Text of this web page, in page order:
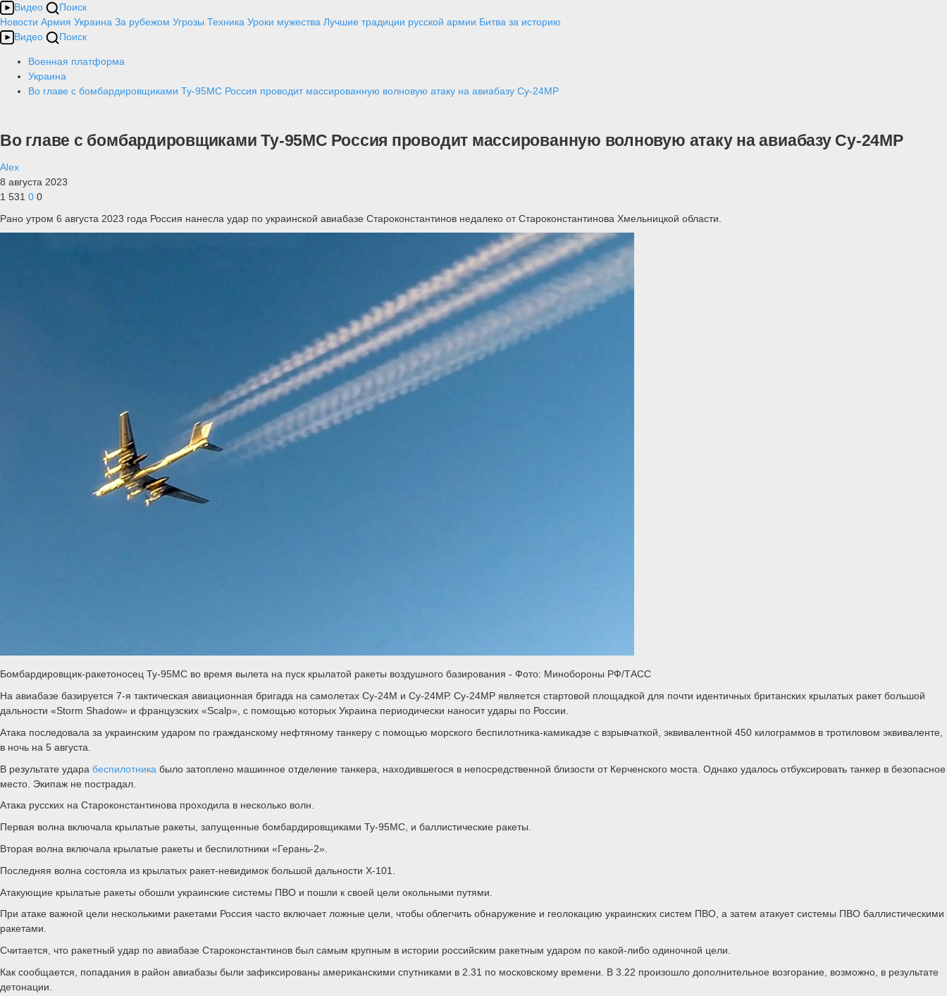
Видео
Поиск
Новости Армия Украина За рубежом Угрозы Техника Уроки мужества Лучшие традиции русской армии Битва за историю
Видео
Поиск
Военная платформа
Украина
Во главе с бомбардировщиками Ту-95МС Россия проводит массированную волновую атаку на авиабазу Су-24МР
Во главе с бомбардировщиками Ту-95МС Россия проводит массированную волновую атаку на авиабазу Су-24МР
Alex
8 августа 2023
1 531 0 0
Рано утром 6 августа 2023 года Россия нанесла удар по украинской авиабазе Староконстантинов недалеко от Староконстантинова Хмельницкой области.
Бомбардировщик-ракетоносец Ту-95МС во время вылета на пуск крылатой ракеты воздушного базирования - Фото: Минобороны РФ/ТАСС
На авиабазе базируется 7-я тактическая авиационная бригада на самолетах Су-24М и Су-24МР. Су-24МР является стартовой площадкой для почти идентичных британских крылатых ракет большой
дальности «Storm Shadow» и французских «Scalp», с помощью которых Украина периодически наносит удары по России.
Атака последовала за украинским ударом по гражданскому нефтяному танкеру с помощью морского беспилотника-камикадзе с взрывчаткой, эквивалентной 450 килограммов в тротиловом эквиваленте,
в ночь на 5 августа.
В результате удара беспилотника было затоплено машинное отделение танкера, находившегося в непосредственной близости от Керченского моста. Однако удалось отбуксировать танкер в безопасное
место. Экипаж не пострадал.
Атака русских на Староконстантинова проходила в несколько волн.
Первая волна включала крылатые ракеты, запущенные бомбардировщиками Ту-95МС, и баллистические ракеты.
Вторая волна включала крылатые ракеты и беспилотники «Герань-2».
Последняя волна состояла из крылатых ракет-невидимок большой дальности Х-101.
Атакующие крылатые ракеты обошли украинские системы ПВО и пошли к своей цели окольными путями.
При атаке важной цели несколькими ракетами Россия часто включает ложные цели, чтобы облегчить обнаружение и геолокацию украинских систем ПВО, а затем атакует системы ПВО баллистическими
ракетами.
Считается, что ракетный удар по авиабазе Староконстантинов был самым крупным в истории российским ракетным ударом по какой-либо одиночной цели.
Как сообщается, попадания в район авиабазы были зафиксированы американскими спутниками в 2.31 по московскому времени. В 3.22 произошло дополнительное возгорание, возможно, в результате
детонации.